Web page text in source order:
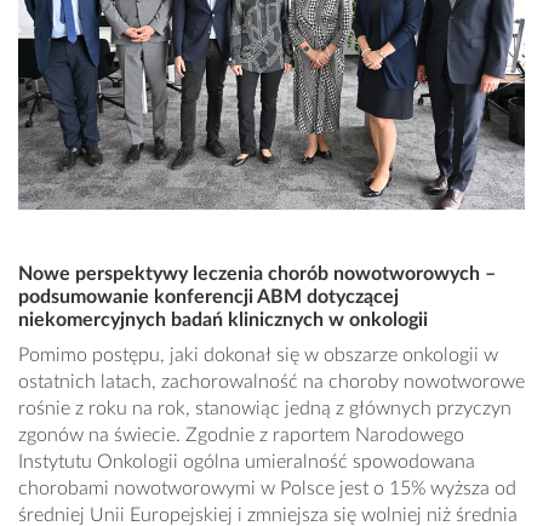
Nowe perspektywy leczenia chorób nowotworowych –
podsumowanie konferencji ABM dotyczącej
niekomercyjnych badań klinicznych w onkologii
Pomimo postępu, jaki dokonał się w obszarze onkologii w
ostatnich latach, zachorowalność na choroby nowotworowe
rośnie z roku na rok, stanowiąc jedną z głównych przyczyn
zgonów na świecie. Zgodnie z raportem Narodowego
Instytutu Onkologii ogólna umieralność spowodowana
chorobami nowotworowymi w Polsce jest o 15% wyższa od
średniej Unii Europejskiej i zmniejsza się wolniej niż średnia